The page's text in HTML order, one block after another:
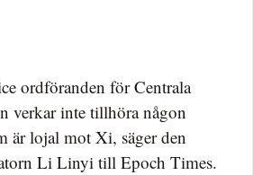
ordföranden för Centrala
verkar inte tillhöra någon
är lojal mot Xi, säger den
Li Linyi till Epoch Times.